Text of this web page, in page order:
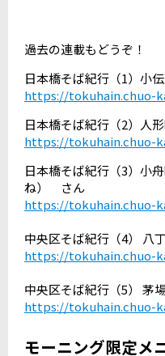
過去の連載もどうぞ！
日本橋そば紀行（1）
https://tokuhain.chuo-
日本橋そば紀行（2）
https://tokuhain.chuo-
日本橋そば紀行（3）小
ね） さん
https://tokuhain.chuo-
中央区そば紀行（4）
https://tokuhain.chuo-
中央区そば紀行（5）
https://tokuhain.chuo-
モーニング限定